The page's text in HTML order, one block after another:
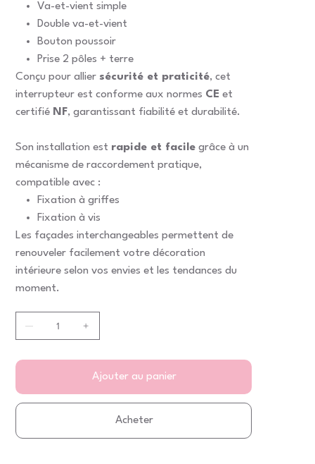
Va-et-vient simple
Double va-et-vient
Bouton poussoir
Prise 2 pôles + terre
Conçu pour allier sécurité et praticité, cet
interrupteur est conforme aux normes CE et
certifié NF, garantissant fiabilité et durabilité.
Son installation est rapide et facile grâce à un
mécanisme de raccordement pratique,
compatible avec :
Fixation à griffes
Fixation à vis
Les façades interchangeables permettent de
renouveler facilement votre décoration
intérieure selon vos envies et les tendances du
moment.
Ajouter au panier
Acheter